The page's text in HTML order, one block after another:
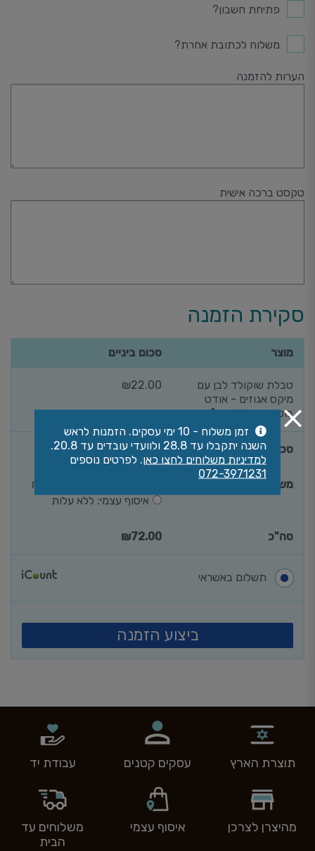
פתיחת חשבון?
משלוח לכתובת אחרת?
הערות להזמנה
טקסט ברכה אישית
סקירת הזמנה
מוצר סכום ביניים
טבלת שוקולד לבן עם
מיקס אגוזים - אודט
בוטיק שוקולד× 1
₪22.00
סכום ביניים ₪ 22.00
משלוח ₪
איסוף עצמי: ללא עלות
סה"כ ₪72.00
תשלום באשראי
ביצוע הזמנה
תוצרת הארץ עסקים קטנים עבודת יד
מהיצרן לצרכן איסוף עצמי
משלוחים עד
הבית
זמן משלוח - 10 ימי עסקים. הזמנות לראש
השנה יתקבלו עד 28.8 ולוועדי עובדים עד 20.8.
למדיניות משלוחים לחצו כאן. לפרטים נוספים
072-3971231